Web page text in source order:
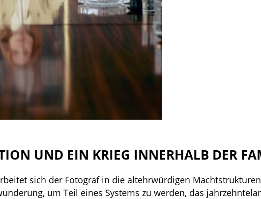
UND EIN KRIEG INNERHALB DER
sich der Fotograf in die altehrwürdigen
um Teil eines Systems zu werden, das